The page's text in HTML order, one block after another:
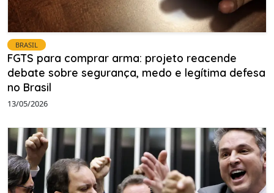
BRASIL
FGTS para comprar arma: projeto reacende
debate sobre segurança, medo e legítima defesa
no Brasil
13/05/2026